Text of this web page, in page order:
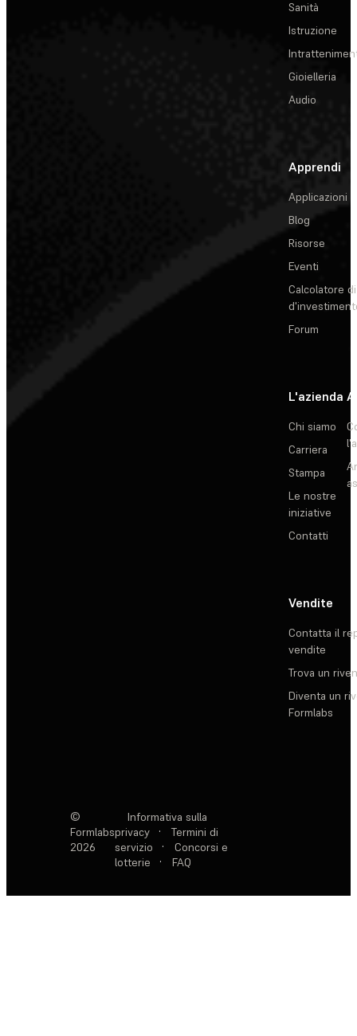
Sanità
Istruzione
Gioielleria
Audio
Apprendi
Applicazioni
Blog
Risorse
Eventi
Calcolatore
Forum
L'azienda
Chi siamo
Carriera
Stampa
Le nostre
iniziative
Contatti
Vendite
Contatta il
vendite
Trova un
Diventa un
Formlabs
©
Formlabs
2026
Informativa sulla
privacy
·
Termini di
servizio
·
Concorsi e
lotterie
· FAQ